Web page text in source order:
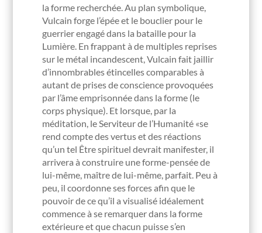
la forme recherchée. Au plan symbolique,
Vulcain forge l’épée et le bouclier pour le
guerrier engagé dans la bataille pour la
Lumière. En frappant à de multiples reprises
sur le métal incandescent, Vulcain fait jaillir
d’innombrables étincelles comparables à
autant de prises de conscience provoquées
par l’âme emprisonnée dans la forme (le
corps physique). Et lorsque, par la
méditation, le Serviteur de l’Humanité «se
rend compte des vertus et des réactions
qu’un tel Être spirituel devrait manifester, il
arrivera à construire une forme-pensée de
lui-même, maître de lui-même, parfait. Peu à
peu, il coordonne ses forces afin que le
pouvoir de ce qu’il a visualisé idéalement
commence à se remarquer dans la forme
extérieure et que chacun puisse s’en